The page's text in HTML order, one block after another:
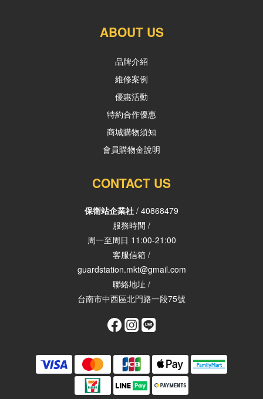
ABOUT US
品牌介紹
維修案例
優惠活動
特約合作優惠
商城購物須知
會員購物金說明
CONTACT US
保衛站企業社 / 40868479
服務時間 /
周一至周日 11:00-21:00
客服信箱 /
guardstation.mkt@gmail.com
聯絡地址 /
台南市中西區北門路一段75號